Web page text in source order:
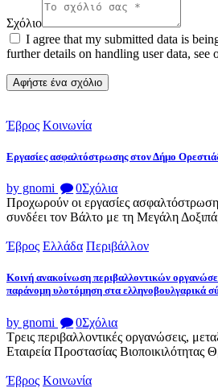
Σχόλιο
I agree that my submitted data is
further details on handling user data, see
Έβρος Κοινωνία
Εργασίες ασφαλτόστρωσης στον Δήμο
by gnomi 0Σχόλια
Προχωρούν οι εργασίες
συνδέει τον Βάλτο με τη Μεγάλη
Έβρος Ελλάδα Περιβάλλον
Κοινή ανακοίνωση περιβαλλοντικών
παράνομη υλοτόμηση στα ελληνοβουλγαρικά
by gnomi 0Σχόλια
Τρεις περιβαλλοντικές οργανώσεις,
Εταιρεία Προστασίας
Έβρος Κοινωνία